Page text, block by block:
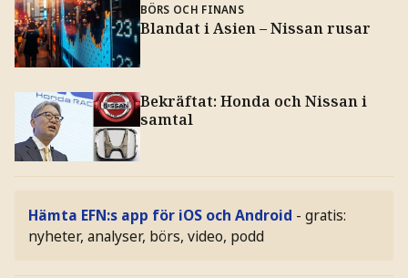
BÖRS OCH FINANS
Blandat i Asien – Nissan rusar
Bekräftat: Honda och Nissan i
samtal
Hämta EFN:s app för iOS och Android - gratis:
nyheter, analyser, börs, video, podd